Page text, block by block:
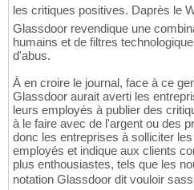
les critiques positives. Daprès le
Glassdoor revendique une
humains et de filtres
d'abus.
À en croire le journal, face à ce
Glassdoor aurait averti les
leurs employés à publier des
à le faire avec de l'argent ou des
donc les entreprises à solliciter
employés et indique aux clients
plus enthousiastes, tels que les
notation Glassdoor dit vouloir